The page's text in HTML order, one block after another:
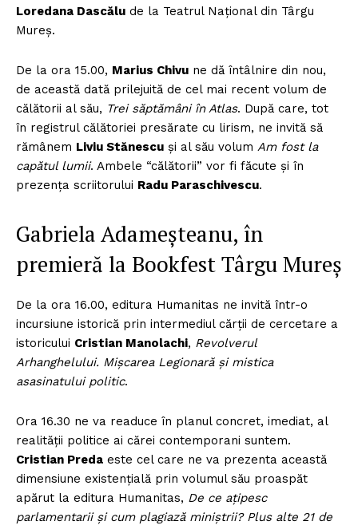
Loredana Dascălu de la Teatrul Național din Târgu
Mureș.
De la ora 15.00, Marius Chivu ne dă întâlnire din nou,
de această dată prilejuită de cel mai recent volum de
călătorii al său, Trei săptămâni în Atlas. După care, tot
în registrul călătoriei presărate cu lirism, ne invită să
rămânem Liviu Stănescu şi al său volum Am fost la
capătul lumii. Ambele “călătorii” vor fi făcute şi în
prezenţa scriitorului Radu Paraschivescu.
Gabriela Adameșteanu, în
premieră la Bookfest Târgu Mureș
De la ora 16.00, editura Humanitas ne invită într-o
incursiune istorică prin intermediul cărţii de cercetare a
istoricului Cristian Manolachi, Revolverul
Arhanghelului. Mișcarea Legionară și mistica
asasinatului politic.
Ora 16.30 ne va readuce în planul concret, imediat, al
realităţii politice ai cărei contemporani suntem.
Cristian Preda este cel care ne va prezenta această
dimensiune existenţială prin volumul său proaspăt
apărut la editura Humanitas, De ce ațipesc
parlamentarii și cum plagiază miniștrii? Plus alte 21 de